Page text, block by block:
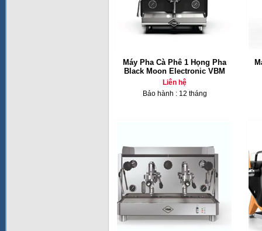
Máy Pha Cà Phê 1 Họng Pha
Black Moon Electronic VBM
Liên hệ
Bảo hành : 12 tháng